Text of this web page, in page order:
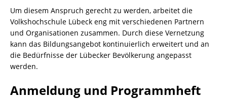
Um diesem Anspruch gerecht zu werden, arbeitet die
Volkshochschule Lübeck eng mit verschiedenen Partnern
und Organisationen zusammen. Durch diese Vernetzung
kann das Bildungsangebot kontinuierlich erweitert und an
die Bedürfnisse der Lübecker Bevölkerung angepasst
werden.
Anmeldung und Programmheft